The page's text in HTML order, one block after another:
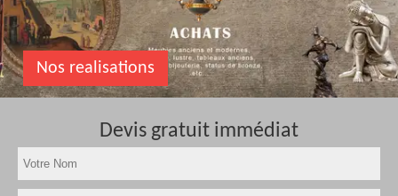
Nos realisations
Devis gratuit immédiat